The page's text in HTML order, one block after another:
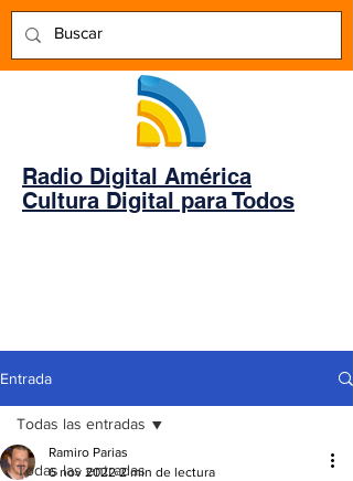
Radio Digital América
Cultura Digital para Todos
Entrada
Todas las entradas
Todas las entradas
Ramiro Parias
6 nov 2022 2 min de lectura